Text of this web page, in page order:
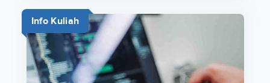
Info Kuliah